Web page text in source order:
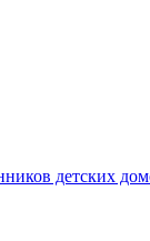
детских